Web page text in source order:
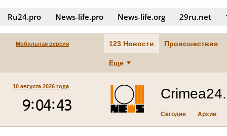
Ru24.pro News‑life.pro News‑life.org 29ru.net
Мобильная версия 123 Новости Происшествия
Еще
10 августа 2026 года
Сегодня Архив